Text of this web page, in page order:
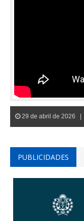
29 de abril de 2026 |
PUBLICIDADES